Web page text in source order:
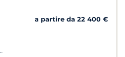
a partire da 22 400 €